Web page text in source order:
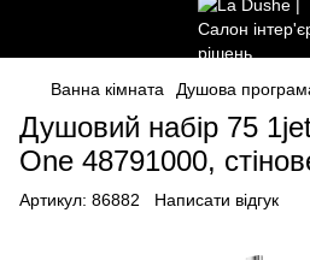
Ванна кімната Душова
Душовий набір 75
One 48791000,
Артикул: 86882 Написати відгук